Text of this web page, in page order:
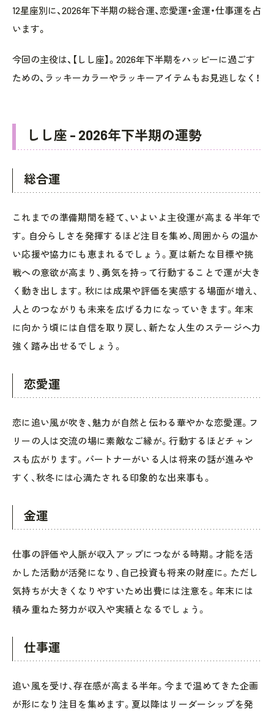
12星座別に、2026年下半期の総合運、恋愛運・金運・仕事運を占
います。
今回の主役は、【しし座】。2026年下半期をハッピーに過ごす
ための、ラッキーカラーやラッキーアイテムもお見逃しなく！
しし座 - 2026年下半期の運勢
総合運
これまでの準備期間を経て、いよいよ主役運が高まる半年で
す。自分らしさを発揮するほど注目を集め、周囲からの温か
い応援や協力にも恵まれるでしょう。夏は新たな目標や挑
戦への意欲が高まり、勇気を持って行動することで運が大き
く動き出します。秋には成果や評価を実感する場面が増え、
人とのつながりも未来を広げる力になっていきます。年末
に向かう頃には自信を取り戻し、新たな人生のステージへ力
強く踏み出せるでしょう。
恋愛運
恋に追い風が吹き、魅力が自然と伝わる華やかな恋愛運。フ
リーの人は交流の場に素敵なご縁が。行動するほどチャン
スも広がります。パートナーがいる人は将来の話が進みや
すく、秋冬には心満たされる印象的な出来事も。
金運
仕事の評価や人脈が収入アップにつながる時期。才能を活
かした活動が活発になり、自己投資も将来の財産に。ただし
気持ちが大きくなりやすいため出費には注意を。年末には
積み重ねた努力が収入や実績となるでしょう。
仕事運
追い風を受け、存在感が高まる半年。今まで温めてきた企画
が形になり注目を集めます。夏以降はリーダーシップを発